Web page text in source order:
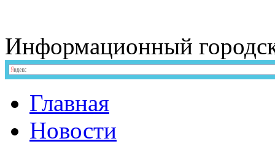
Информационный
Главная
Новости